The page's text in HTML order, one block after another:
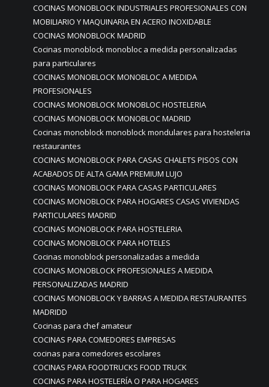
COCINAS MONOBLOCK INDUSTRIALES PROFESIONALES CON
MOBILIARIO Y MAQUINARIA EN ACERO INOXIDABLE
COCINAS MONOBLOCK MADRID
Cocinas monoblock monobloc a medida personalizadas
para particulares
COCINAS MONOBLOCK MONOBLOC A MEDIDA
PROFESIONALES
COCINAS MONOBLOCK MONOBLOC HOSTELERIA
COCINAS MONOBLOCK MONOBLOC MADRID
Cocinas monoblock monoblock mondulares para hosteleria
restaurantes
COCINAS MONOBLOCK PARA CASAS CHALETS PISOS CON
ACABADOS DE ALTA GAMA PREMIUM LUJO
COCINAS MONOBLOCK PARA CASAS PARTICULARES
COCINAS MONOBLOCK PARA HOGARES CASAS VIVIENDAS
PARTICULARES MADRID
COCINAS MONOBLOCK PARA HOSTELERIA
COCINAS MONOBLOCK PARA HOTELES
Cocinas monoblock personalizadas a medida
COCINAS MONOBLOCK PROFESIONALES A MEDIDA
PERSONALIZADAS MADRID
COCINAS MONOBLOCK Y BARRAS A MEDIDA RESTAURANTES
MADRIDD
Cocinas para chef amateur
COCINAS PARA COMEDORES EMPRESAS
cocinas para comedores escolares
COCINAS PARA FOODTRUCKS FOOD TRUCK
COCINAS PARA HOSTELERÍA O PARA HOGARES